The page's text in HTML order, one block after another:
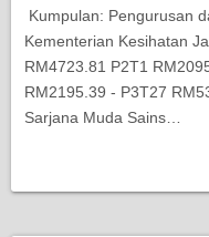
Kumpulan: Pengurusan
Kementerian Kesihatan
RM4723.81 P2T1
RM2195.39 - P3T27
Sarjana Muda Sains…